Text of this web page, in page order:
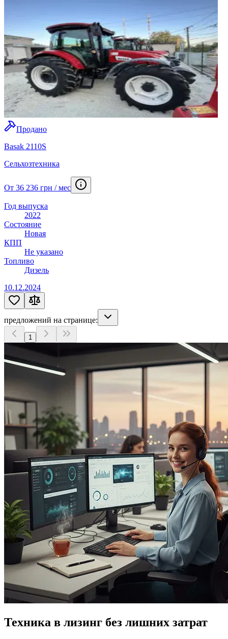
Продано
Basak 2110S
Сельхозтехника
От 36 236 грн / мес
Год выпуска
2022
Состояние
Новая
КПП
Не указано
Топливо
Дизель
10.12.2024
предложений на странице:
1
Техника в лизинг без лишних затрат